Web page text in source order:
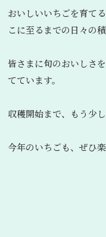
おいしいいちごを育て
こに至るまでの日々の
皆さまに旬のおいしさ
てています。
収穫開始まで、もう少し
今年のいちごも、ぜひ